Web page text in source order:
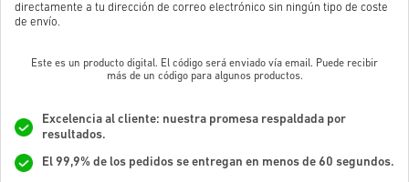
directamente a tu dirección de correo electrónico sin ningún tipo de coste
de envío.
Este es un producto digital. El código será enviado vía email. Puede recibir
más de un código para algunos productos.
Excelencia al cliente: nuestra promesa respaldada por
resultados.
El 99,9% de los pedidos se entregan en menos de 60 segundos.